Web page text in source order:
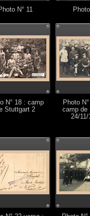
N° 11
N° 18 : camp
Stuttgart 2
Photo
camp de
24/